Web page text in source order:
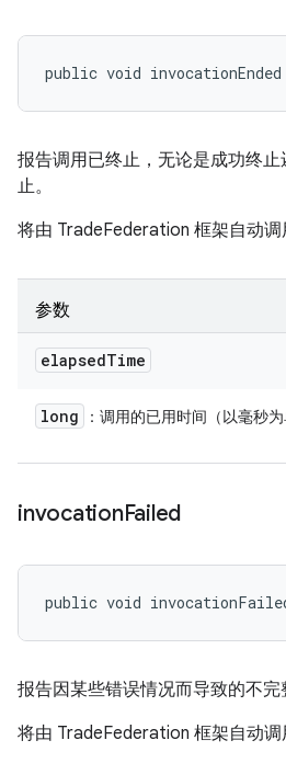
public void
报告调用已终止，无论是成功终
止。
将由 TradeFederation 框架自动调
参数
elapsedTime
long ：调用的已用时间（以毫秒为
invocationFailed
public void
报告因某些错误情况而导致的不完
将由 TradeFederation 框架自动调